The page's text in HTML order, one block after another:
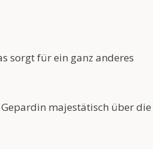
sorgt für ein ganz anderes
majestätisch über die